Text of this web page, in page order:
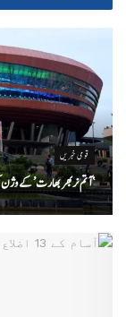
قومی خبریں
‘ آتم نربھر بھارت’ کے